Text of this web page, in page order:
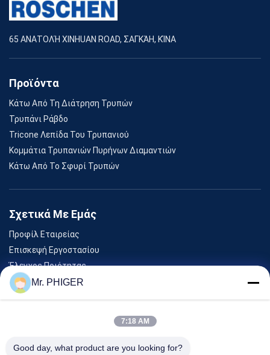
65 ΑΝΑΤΟΛΉ XINHUAN ROAD, ΣΑΓΚΆΗ, ΚΊΝΑ
Προϊόντα
Κάτω Από Τη Διάτρηση Τρυπών
Τρυπάνι Ράβδο
Tricone Λεπίδα Του Τρυπανιού
Κομμάτια Τρυπανιών Πυρήνων Διαμαντιών
Κάτω Από Το Σφυρί Τρυπών
Σχετικά Με Εμάς
Προφίλ Εταιρείας
Επισκεψή Εργοστασίου
Έλεγχος Ποιότητας
Sitemap
Εκδηλώσεις
Mr. PHIGER
7:18 AM
Good day, what product are you looking for?